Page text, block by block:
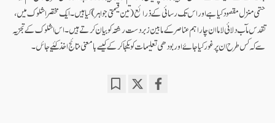
حتمی منزل مقصود کیا ہے اور اس تک رسائی کے ذرائع (تین قیمتی جواہر) کیا ہیں۔ ایک مختصر اشلوک میں،
تقدس مآب دلائی لاما ان چار اہم عناصر کے مابین زبردست رشتہ کو بیان کرتے ہیں۔ اس اشلوک کے تجزیہ
سے کہ کس طرح ان پر غور کیا جائے اور بودھی تعلیمات کو یکجا کر کے کیسے با معنی نتائج اخذ کئیے جائں۔